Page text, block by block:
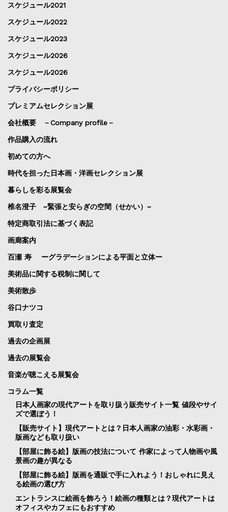
スケジュール2021
スケジュール2022
スケジュール2023
スケジュール2026
スケジュール2026
プライバシーポリシー
プレミアムセレクション展
会社概要 －Company profile－
作品購入の流れ
初めての方へ
時代を担った日本画・洋画セレクション展
暮らしを彩る展覧会
椎名澄子 ~緊張と安らぎの空間（せかい）~
特定商取引法に基づく表記
画廊案内
百瀬 寿 ーグラデーションによる平面と立体ー
美術品に関する税制に関して
美術散歩
谷口ナツコ
買取り査定
過去の企画展
過去の展覧会
音楽が聴こえる展覧会
コラム一覧
日本人画家の現代アートを取り扱う販売サイト一覧 値段やサイ
ズで選ぼう！
【販売サイト】現代アートとは？日本人画家の油彩・水彩画・
版画なども取り扱い
【部屋に飾る絵】版画の技法について 作家によって人物画や風
景画の趣が異なる
【部屋に飾る絵】版画を通販で手に入れよう！おしゃれに見え
る絵画の選び方
エントランスに絵画を飾ろう！絵画の種類とは？現代アートは
オフィスやカフェにもおすすめ